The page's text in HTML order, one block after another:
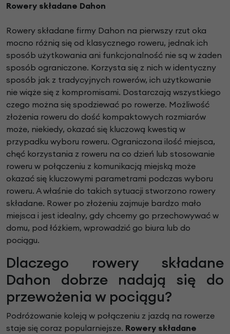
Rowery składane Dahon
Rowery składane firmy Dahon na pierwszy rzut oka
mocno różnią się od klasycznego roweru, jednak ich
sposób użytkowania ani funkcjonalność nie są w żaden
sposób ograniczone. Korzysta się z nich w identyczny
sposób jak z tradycyjnych rowerów, ich użytkowanie
nie wiąże się z kompromisami. Dostarczają wszystkiego
czego można się spodziewać po rowerze. Możliwość
złożenia roweru do dość kompaktowych rozmiarów
może, niekiedy, okazać się kluczową kwestią w
przypadku wyboru roweru. Ograniczona ilość miejsca,
chęć korzystania z roweru na co dzień lub stosowanie
roweru w połączeniu z komunikacją miejską może
okazać się kluczowymi parametrami podczas wyboru
roweru. A właśnie do takich sytuacji stworzono rowery
składane. Rower po złożeniu zajmuje bardzo mało
miejsca i jest idealny, gdy chcemy go przechowywać w
domu, pod łóżkiem, wprowadzić go biura lub do
pociągu.
Dlaczego rowery składane
Dahon dobrze nadają się do
przewożenia w pociągu?
Podróżowanie koleją w połączeniu z jazdą na rowerze
staje się coraz popularniejsze. Rowery składane